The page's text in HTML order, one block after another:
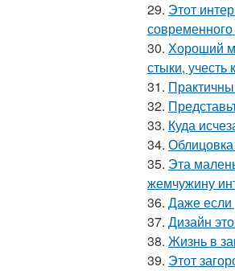
29. Этот
30. Хороший
стыки,
31.
32.
33. Куда
34.
35. Эта
жемчужину
36. Даже если
37. Дизайн
38. Жизнь в
39. Этот